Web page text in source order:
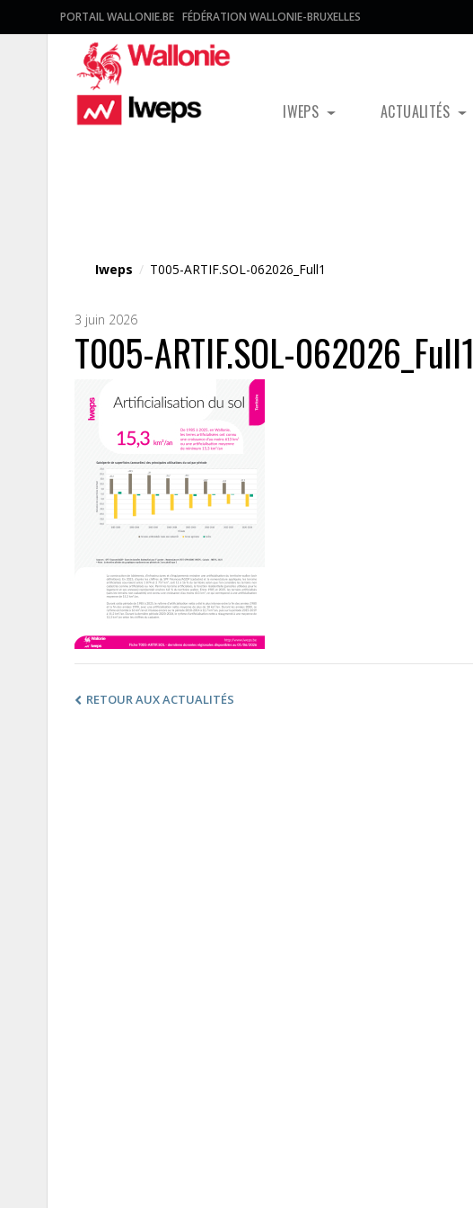
PORTAIL WALLONIE.BE FÉDÉRATION WALLONIE-BRUXELLES
IWEPS ACTUALITÉS
Iweps / T005-ARTIF.SOL-062026_Full1
3 juin 2026
T005-ARTIF.SOL-062026_Full1
RETOUR AUX ACTUALITÉS